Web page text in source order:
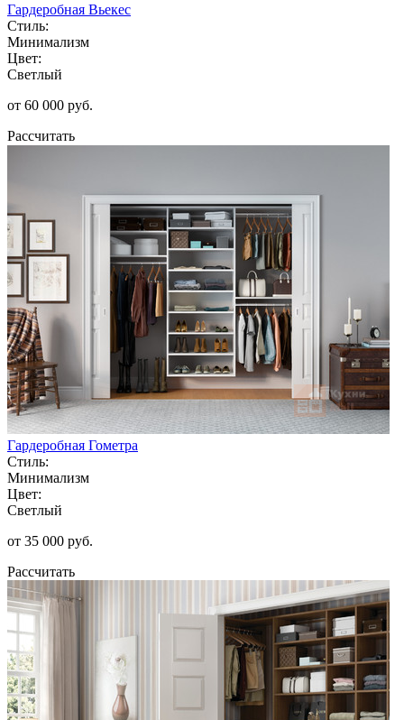
Гардеробная Вьекес
Стиль:
Минимализм
Цвет:
Светлый
от 60 000 руб.
Рассчитать
Гардеробная Гометра
Стиль:
Минимализм
Цвет:
Светлый
от 35 000 руб.
Рассчитать